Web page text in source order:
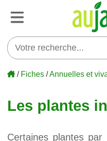
/ Fiches /Annuelles et
Les plantes
Certaines plantes